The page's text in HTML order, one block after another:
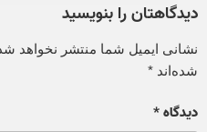
دیدگاهتان را بنویسید
نشانی ایمیل شما منتشر نخواهد شد.
شده‌اند*
دیدگاه*